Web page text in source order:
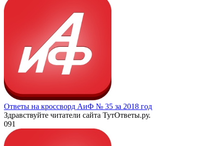
Ответы на кроссворд АиФ № 35 за 2018 год
Здравствуйте читатели сайта ТутОтветы.ру.
091